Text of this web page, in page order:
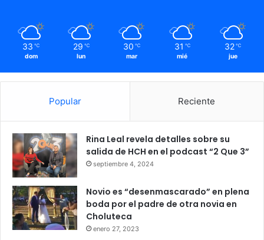
33 ℃
dom
29 ℃
lun
30 ℃
mar
31 ℃
mié
32 ℃
jue
Popular Reciente
Rina Leal revela detalles sobre su
salida de HCH en el podcast “2 Que 3”
septiembre 4, 2024
Novio es “desenmascarado” en plena
boda por el padre de otra novia en
Choluteca
enero 27, 2023